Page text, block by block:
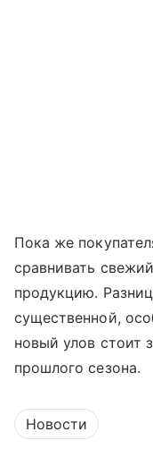
Пока же
сравнивать
продукцию.
существенной,
новый улов стоит
прошлого сезона.
Новости